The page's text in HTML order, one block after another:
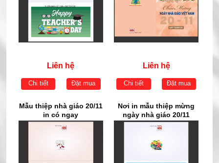
Liên hệ
Chi tiết Đặt mua
Liên hệ
Chi tiết Đặt mua
Mẫu thiệp nhà giáo 20/11
in có ngay
Nơi in mẫu thiệp mừng
ngày nhà giáo 20/11